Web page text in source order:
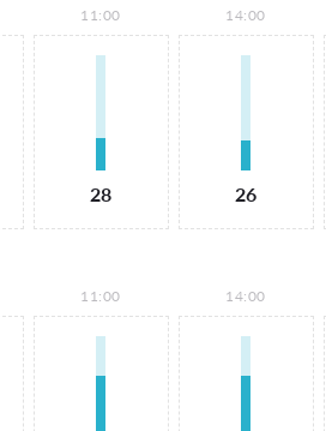
11:00
28
14:00
26
11:00 14:00